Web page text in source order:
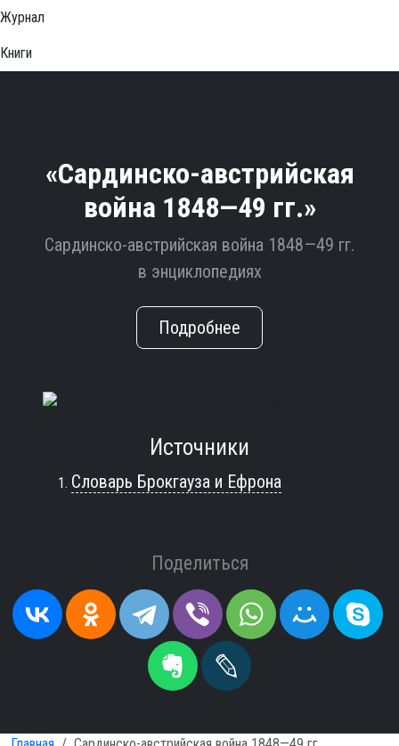
Журнал
Книги
«Сардинско-австрийская
война 1848—49 гг.»
Сардинско-австрийская война 1848—49 гг.
в энциклопедиях
Подробнее
Источники
Словарь Брокгауза и Ефрона
Поделиться